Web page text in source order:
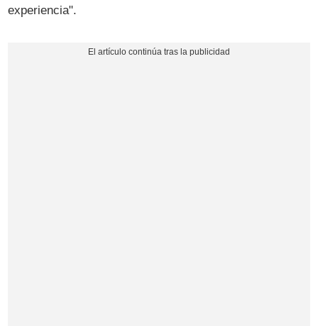
experiencia".